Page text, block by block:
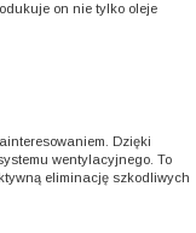
on nie tylko oleje
Dzięki
wentylacyjnego. To
eliminację szkodliwych